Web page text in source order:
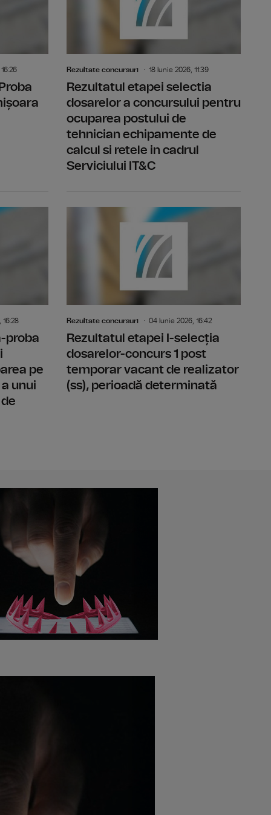
Rezultate concursuri 18 Iunie 2026, 11:39
Rezultatul etapei selectia
dosarelor a concursului pentru
ocuparea postului de
tehnician echipamente de
calcul si retele in cadrul
Serviciului IT&C
16:28
proba
pe
unui
Rezultate concursuri 04 Iunie 2026, 16:42
Rezultatul etapei I-selecția
dosarelor-concurs 1 post
temporar vacant de realizator
(ss), perioadă determinată